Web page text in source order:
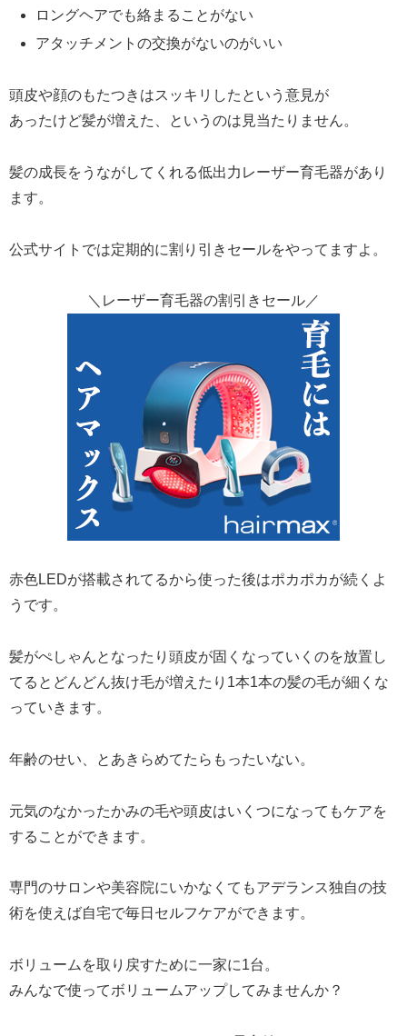
ロングヘアでも絡まることがない
アタッチメントの交換がないのがいい
頭皮や顔のもたつきはスッキリしたという意見が
あったけど髪が増えた、というのは見当たりません。
髪の成長をうながしてくれる低出力レーザー育毛器があり
ます。
公式サイトでは定期的に割り引きセールをやってますよ。
＼レーザー育毛器の割引きセール／
赤色LEDが搭載されてるから使った後はポカポカが続くよ
うです。
髪がぺしゃんとなったり頭皮が固くなっていくのを放置し
てるとどんどん抜け毛が増えたり1本1本の髪の毛が細くな
っていきます。
年齢のせい、とあきらめてたらもったいない。
元気のなかったかみの毛や頭皮はいくつになってもケアを
することができます。
専門のサロンや美容院にいかなくてもアデランス独自の技
術を使えば自宅で毎日セルフケアができます。
ボリュームを取り戻すために一家に1台。
みんなで使ってボリュームアップしてみませんか？